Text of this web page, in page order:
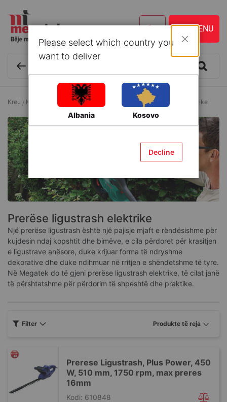
Kreu Kopshtaria Vegla kopshti elektrike Prerëse ligustrash elektrike
Prerëse ligustrash elektrike
Një prerëse ligustrash është një pajisje mjaft e rëndësishme për
kujdesin ndaj kopshtit dhe bimëve, e cila përdoret për krasitjen
e ligustrave anësore, duke krijuar forma të ndryshme
dekorative dhe duke ndihmuar në rritjen e shëndetshme të tyre.
Në Megatek do të gjeni prerëse ligustrash elektrike, të cilat janë
të përshtatshme për përdorim të shpeshtë dhe praktike.
Prerese Ligustrash, Plus Power, 450
W, 510 mm, 1750 rpm, max preres
16mm
Kodi: 610848
Filter
Please select which country you
want to deliver
Albania Kosovo
Decline